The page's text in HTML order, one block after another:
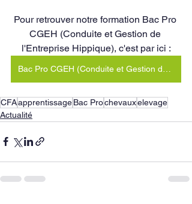
Pour retrouver notre formation Bac Pro
CGEH (Conduite et Gestion de
l'Entreprise Hippique), c'est par ici :
CFAapprentissageBac Prochevauxelevage
Actualité